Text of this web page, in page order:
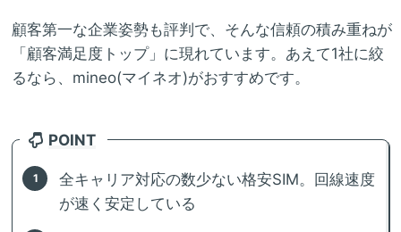
顧客第一な企業姿勢も評判で、そんな信頼の積み重ねが
「顧客満足度トップ」に現れています。あえて1社に絞
るなら、mineo(マイネオ)がおすすめです。
POINT
全キャリア対応の数少ない格安SIM。回線速度
が速く安定している